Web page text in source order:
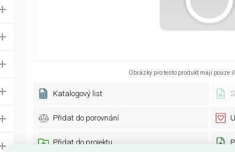
Obrázky pro tento produkt mají pouze
Katalogový list
Přidat do porovnání
Přidat do projektu